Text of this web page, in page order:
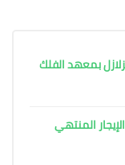
بمعهد الفلك
الإيجار المنتهي